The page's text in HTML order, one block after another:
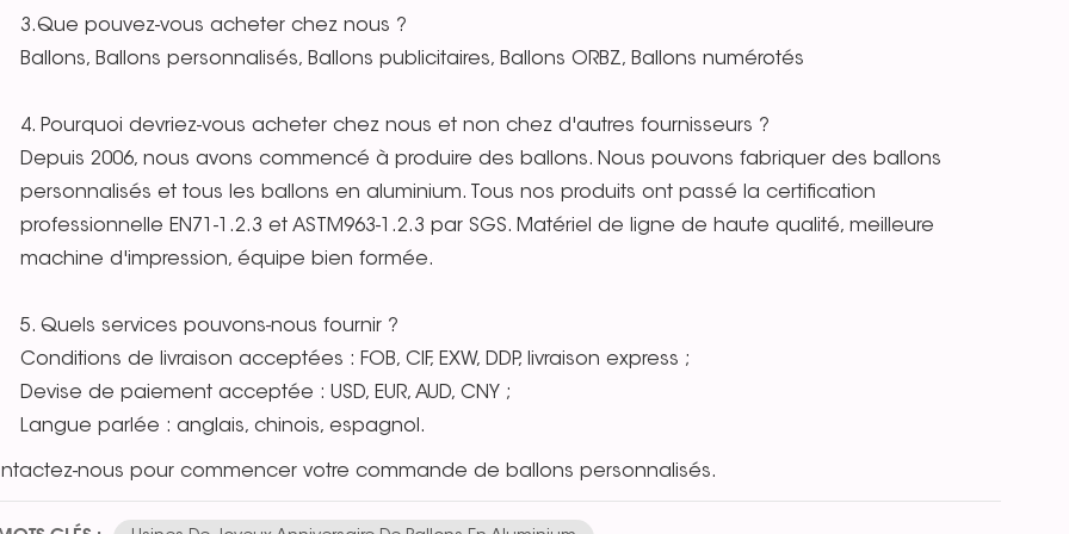
3.Que pouvez-vous acheter chez nous ?
Ballons, Ballons personnalisés, Ballons publicitaires, Ballons ORBZ, Ballons numérotés
4. Pourquoi devriez-vous acheter chez nous et non chez d'autres fournisseurs ?
Depuis 2006, nous avons commencé à produire des ballons. Nous pouvons fabriquer des ballons
personnalisés et tous les ballons en aluminium. Tous nos produits ont passé la certification
professionnelle EN71-1.2.3 et ASTM963-1.2.3 par SGS. Matériel de ligne de haute qualité, meilleure
machine d'impression, équipe bien formée.
5. Quels services pouvons-nous fournir ?
Conditions de livraison acceptées : FOB, CIF, EXW, DDP, livraison express ;
Devise de paiement acceptée : USD, EUR, AUD, CNY ;
Langue parlée : anglais, chinois, espagnol.
nous pour commencer votre commande de ballons personnalisés.